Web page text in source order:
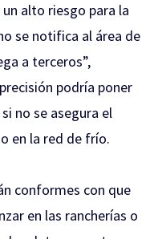
alto riesgo para la
se notifica al área de
a terceros”,
podría poner
no se asegura el
en la red de frío.
conformes con que
en las rancherías o